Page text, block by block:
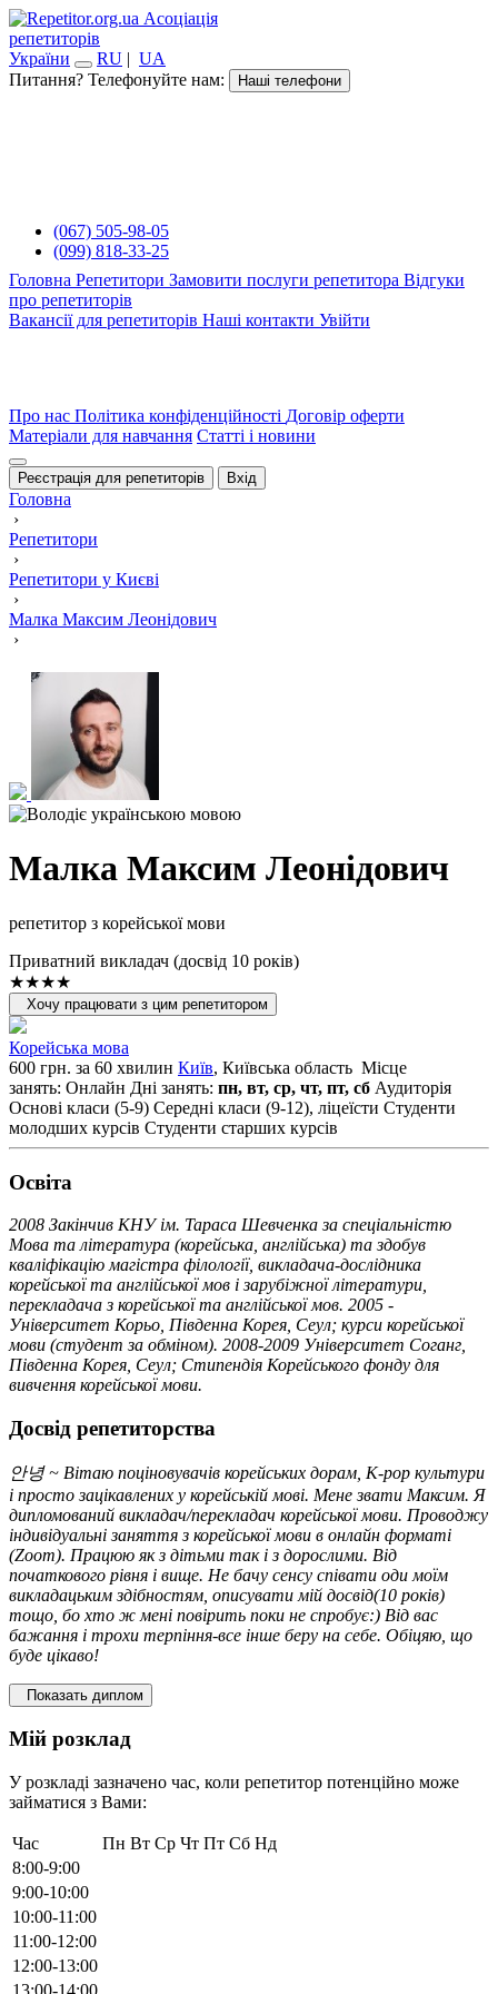
Асоціація
репетиторів
України
RU | UA
Питання? Телефонуйте нам:
Наші телефони
(067) 505-98-05
(099) 818-33-25
Головна Репетитори Замовити послуги репетитора Відгуки
про репетиторів
Вакансії для репетиторів Наші контакти Увійти
Про нас Політика конфіденційності Договір оферти
Матеріали для навчання Статті і новини
Реєстрація для репетиторів Вхід
Головна
›
Репетитори
›
Репетитори у Києві
›
Малка Максим Леонідович
›
Малка Максим Леонідович
репетитор з корейської мови
Приватний викладач (досвід 10 років)
★★★★
Хочу працювати з цим репетитором
Корейська мова
600 грн. за 60 хвилин Київ, Київська область Місце
занять: Онлайн Дні занять: пн, вт, ср, чт, пт, сб Аудиторія
Основі класи (5-9) Середні класи (9-12), ліцеїсти Студенти
молодших курсів Студенти старших курсів
Освiта
2008 Закінчив КНУ ім. Тараса Шевченка за спеціальністю
Мова та література (корейська, англійська) та здобув
кваліфікацію магістра філології, викладача-дослідника
корейської та англійської мов і зарубіжної літератури,
перекладача з корейської та англійської мов. 2005 -
Університет Корьо, Південна Корея, Сеул; курси корейської
мови (студент за обміном). 2008-2009 Університет Соганг,
Південна Корея, Сеул; Стипендія Корейського фонду для
вивчення корейської мови.
Досвід репетиторства
안녕 ~ Вітаю поціновувачів корейських дорам, K-pop культури
і просто зацікавлених у корейській мові. Мене звати Максим. Я
дипломований викладач/перекладач корейської мови. Проводжу
індивідуальні заняття з корейської мови в онлайн форматі
(Zoom). Працюю як з дітьми так і з дорослими. Від
початкового рівня і вище. Не бачу сенсу співати оди моїм
викладацьким здібностям, описувати мій досвід(10 років)
тощо, бо хто ж мені повірить поки не спробує:) Від вас
бажання і трохи терпіння-все інше беру на себе. Обіцяю, що
буде цікаво!
Показать диплом
Мій розклад
У розкладі зазначено час, коли репетитор потенційно може
займатися з Вами:
Час Пн Вт Ср Чт Пт Сб Нд
8:00-9:00
9:00-10:00
10:00-11:00
11:00-12:00
12:00-13:00